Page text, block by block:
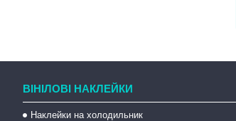
ВІНІЛОВІ НАКЛЕЙКИ
Наклейки на холодильник